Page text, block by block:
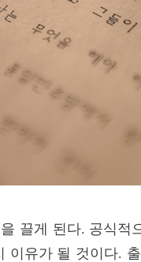
끌게 된다. 공식
이유가 될 것이다.